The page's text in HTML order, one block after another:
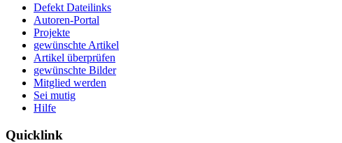
Defekt Dateilinks
Autoren-Portal
Projekte
gewünschte Artikel
Artikel überprüfen
gewünschte Bilder
Mitglied werden
Sei mutig
Hilfe
Quicklink